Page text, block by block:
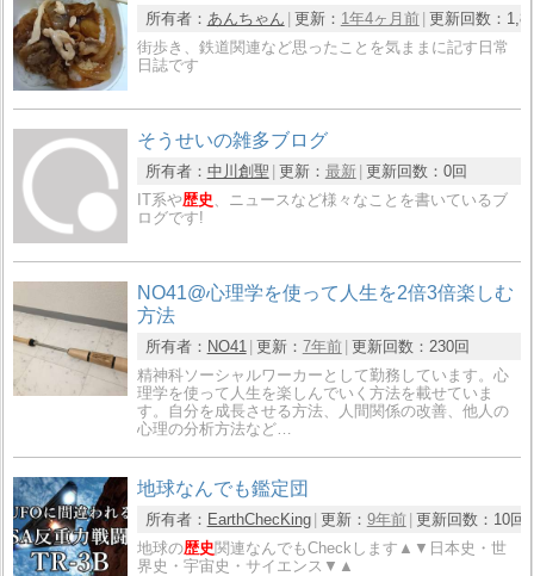
所有者： あんちゃん 更新： 1年4ヶ月前 更新回数：
街歩き、鉄道関連など思ったことを気ままに記す日常
日誌です
そうせいの雑多ブログ
所有者： 中川創聖 更新： 最新 更新回数： 0回
IT系や歴史、ニュースなど様々なことを書いているブ
ログです!
NO41@心理学を使って人生を2倍3倍楽しむ
方法
所有者： NO41 更新： 7年前 更新回数： 230回
精神科ソーシャルワーカーとして勤務しています。心
理学を使って人生を楽しんでいく方法を載せていま
す。自分を成長させる方法、人間関係の改善、他人の
心理の分析方法など…
地球なんでも鑑定団
所有者： EarthChecKing 更新： 9年前 更新回数： 10回
地球の歴史関連なんでもCheckします▲▼日本史・世
界史・宇宙史・サイエンス▼▲